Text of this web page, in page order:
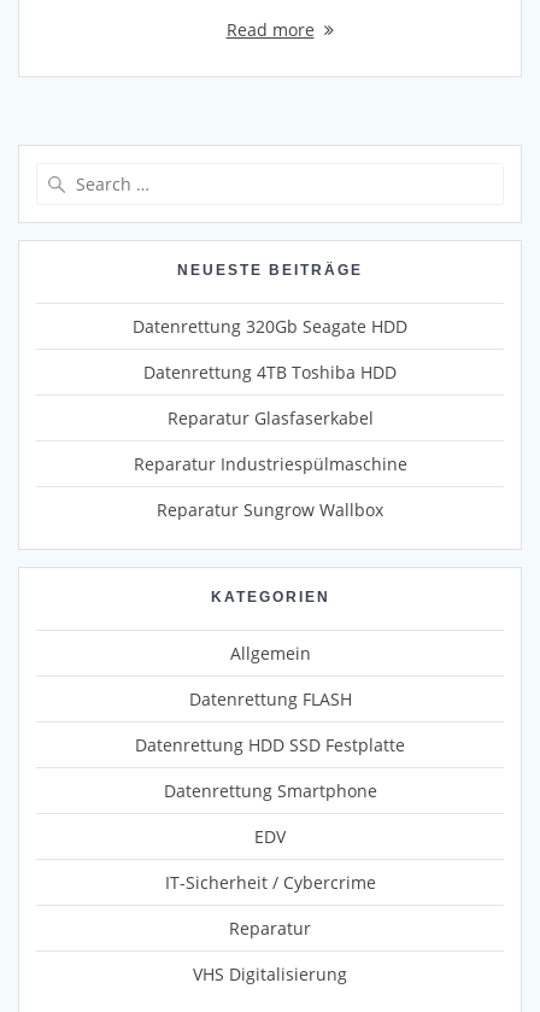
Read more
NEUESTE BEITRÄGE
Datenrettung 320Gb Seagate HDD
Datenrettung 4TB Toshiba HDD
Reparatur Glasfaserkabel
Reparatur Industriespülmaschine
Reparatur Sungrow Wallbox
KATEGORIEN
Allgemein
Datenrettung FLASH
Datenrettung HDD SSD Festplatte
Datenrettung Smartphone
EDV
IT-Sicherheit / Cybercrime
Reparatur
VHS Digitalisierung